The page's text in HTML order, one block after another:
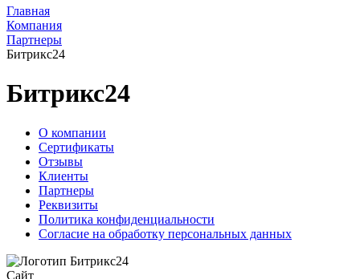
Главная
Компания
Партнеры
Битрикс24
Битрикс24
О компании
Сертификаты
Отзывы
Клиенты
Партнеры
Реквизиты
Политика конфиденциальности
Согласие на обработку персональных данных
Сайт